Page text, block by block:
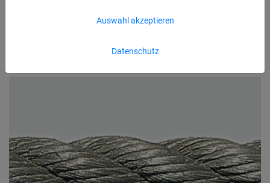
Datenschutz
Auswahl akzeptieren